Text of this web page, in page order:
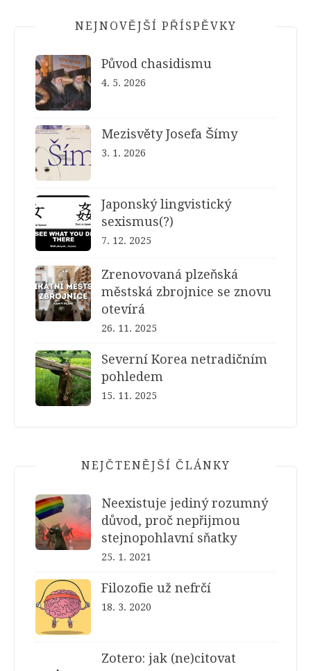
NEJNOVĚJŠÍ PŘÍSPĚVKY
Původ chasidismu
4. 5. 2026
Mezisvěty Josefa Šímy
3. 1. 2026
Japonský lingvistický
sexismus(?)
7. 12. 2025
Zrenovovaná plzeňská
městská zbrojnice se znovu
otevírá
26. 11. 2025
Severní Korea netradičním
pohledem
15. 11. 2025
NEJČTENĚJŠÍ ČLÁNKY
Neexistuje jediný rozumný
důvod, proč nepřijmou
stejnopohlavní sňatky
25. 1. 2021
Filozofie už nefrčí
18. 3. 2020
Zotero: jak (ne)citovat